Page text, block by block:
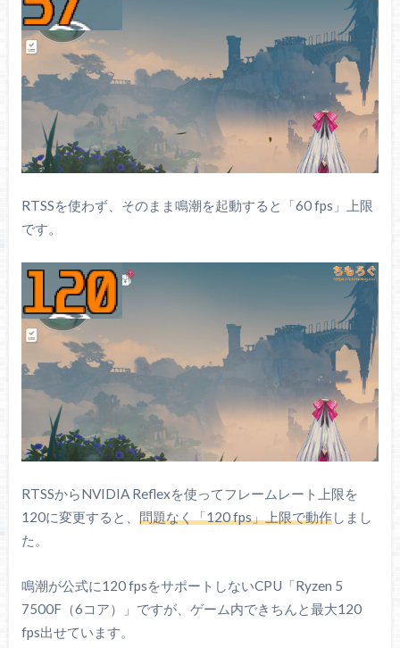
RTSSを使わず、そのまま鳴潮を起動すると「60 fps」上限
です。
RTSSからNVIDIA Reflexを使ってフレームレート上限を
120に変更すると、 問題なく「120 fps」上限で動作しまし
た。
鳴潮が公式に120 fpsをサポートしないCPU「Ryzen 5
7500F（6コア）」ですが、ゲーム内できちんと最大120
fps出せています。